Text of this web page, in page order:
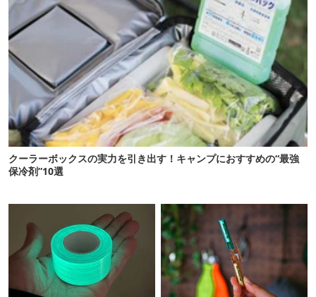
クーラーボックスの実力を引き出す！キャンプにおすすめの“最強
保冷剤”10選